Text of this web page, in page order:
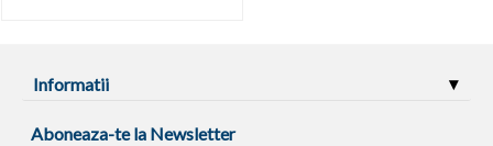
Informatii
Aboneaza-te la Newsletter